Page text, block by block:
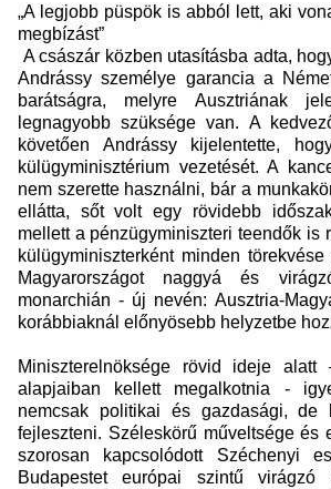
„A legjobb püspök is abból lett, aki
megbízást”
A császár közben utasításba adta,
Andrássy személye garancia a
barátságra, melyre Ausztriának
legnagyobb szüksége van. A
követően Andrássy kijelentette,
külügyminisztérium vezetését. A
nem szerette használni, bár a
ellátta, sőt volt egy rövidebb
mellett a pénzügyminiszteri teendők is
külügyminiszterként minden
Magyarországot naggyá és
monarchián - új nevén: Ausztria-
korábbiaknál előnyösebb helyzetbe
Miniszterelnöksége rövid ideje alatt
alapjaiban kellett megalkotnia -
nemcsak politikai és gazdasági, de
fejleszteni. Széleskörű műveltsége és
szorosan kapcsolódott Széchenyi
Budapestet európai szintű virágzó